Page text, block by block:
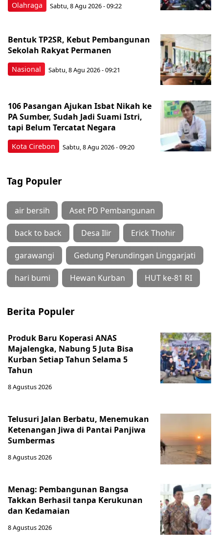
Olahraga Sabtu, 8 Agu 2026 - 09:22
Nasional
Bentuk TP2SR, Kebut Pembangunan
Sekolah Rakyat Permanen
Sabtu, 8 Agu 2026 - 09:21
Kota Cirebon
106 Pasangan Ajukan Isbat Nikah ke
PA Sumber, Sudah Jadi Suami Istri,
tapi Belum Tercatat Negara
Sabtu, 8 Agu 2026 - 09:20
Tag Populer
air bersih Aset PD Pembangunan
back to back Desa Ilir Erick Thohir
garawangi Gedung Perundingan Linggarjati
hari bumi Hewan Kurban HUT ke-81 RI
Berita Populer
Produk Baru Koperasi ANAS
Majalengka, Nabung 5 Juta Bisa
Kurban Setiap Tahun Selama 5
Tahun
8 Agustus 2026
Telusuri Jalan Berbatu, Menemukan
Ketenangan Jiwa di Pantai Panjiwa
Sumbermas
8 Agustus 2026
Menag: Pembangunan Bangsa
Takkan Berhasil tanpa Kerukunan
dan Kedamaian
8 Agustus 2026